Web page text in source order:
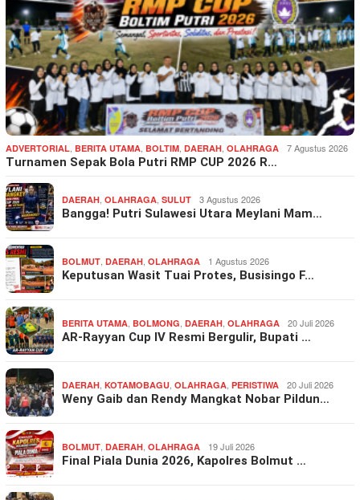
ADVERTORIAL BERITA UTAMA BOLTIM DAERAH OLAHRAGA 7 Agustus 2026
Turnamen Sepak Bola Putri RMP CUP 2026 R…
DAERAH OLAHRAGA SULUT 3 Agustus 2026
Bangga! Putri Sulawesi Utara Meylani Mam…
BOLMUT DAERAH OLAHRAGA 1 Agustus 2026
Keputusan Wasit Tuai Protes, Busisingo F…
BERITA UTAMA BOLMONG DAERAH OLAHRAGA 20 Juli 2026
AR-Rayyan Cup IV Resmi Bergulir, Bupati …
DAERAH KOTAMOBAGU OLAHRAGA PERISTIWA 20 Juli 2026
Weny Gaib dan Rendy Mangkat Nobar Pildun…
BOLMUT DAERAH OLAHRAGA 19 Juli 2026
Final Piala Dunia 2026, Kapolres Bolmut …